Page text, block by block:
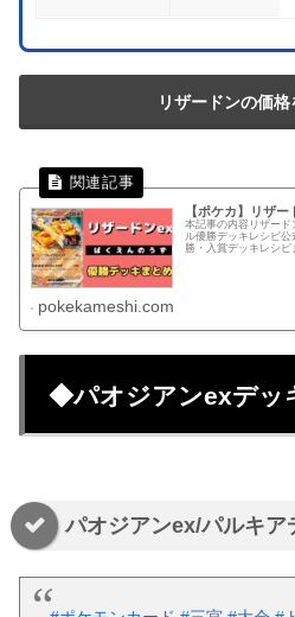
リザードンの価格
【ポケカ】リザ
本記事の内容リザード
ル優勝デッキレシピ
勝・入賞デッキレシピ
pokekameshi.com
◆パオジアンexデッ
パオジアンex/パルキア